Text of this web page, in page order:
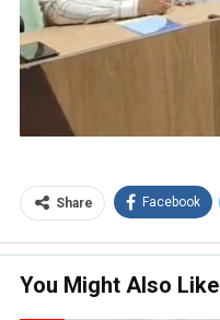
Share Facebook
You Might Also Like